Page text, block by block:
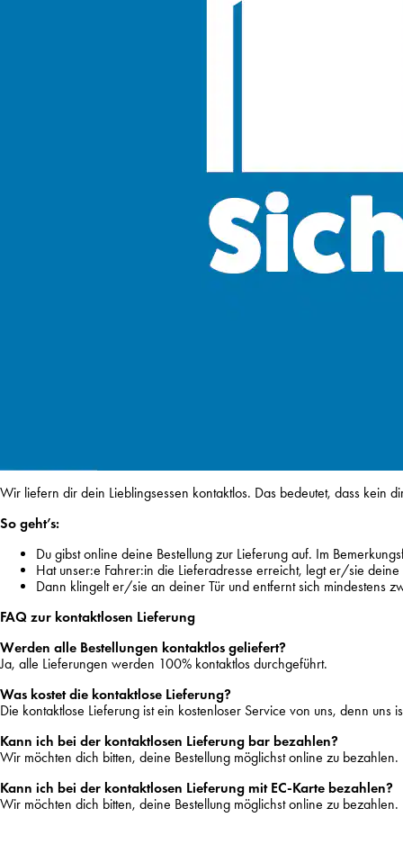
Wir liefern dir dein Lieblingsessen kontaktlos. Das bedeutet, dass kein
So geht’s:
Du gibst online deine Bestellung zur Lieferung auf. Im
Hat unser:e Fahrer:in die Lieferadresse erreicht, legt er/sie
Dann klingelt er/sie an deiner Tür und entfernt sich mindestens
FAQ zur kontaktlosen Lieferung
Werden alle Bestellungen kontaktlos geliefert?
Ja, alle Lieferungen werden 100% kontaktlos durchgeführt.
Was kostet die kontaktlose Lieferung?
Die kontaktlose Lieferung ist ein kostenloser Service von uns, denn uns
Kann ich bei der kontaktlosen Lieferung bar bezahlen?
Wir möchten dich bitten, deine Bestellung möglichst online zu
Kann ich bei der kontaktlosen Lieferung mit EC-Karte bezahlen?
Wir möchten dich bitten, deine Bestellung möglichst online zu